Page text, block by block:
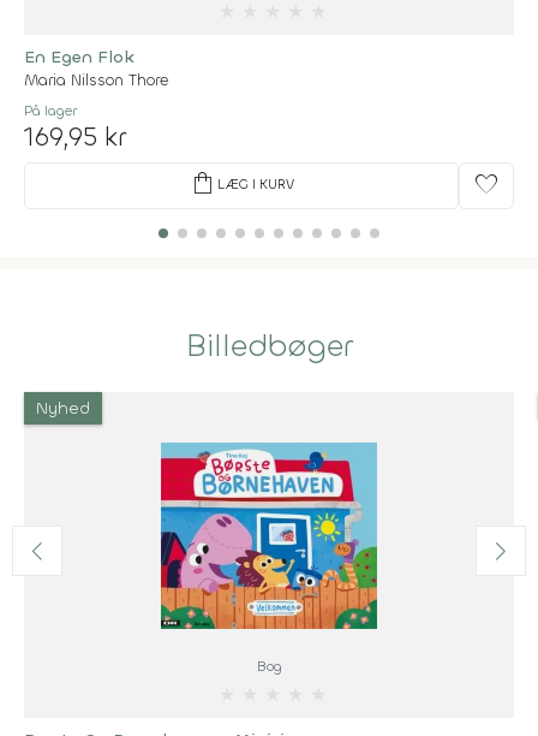
En Egen Flok
Maria Nilsson Thore
På lager
169,95 kr
shopping_bag LÆG I KURV favorite
Billedbøger
Nyhed
Bog